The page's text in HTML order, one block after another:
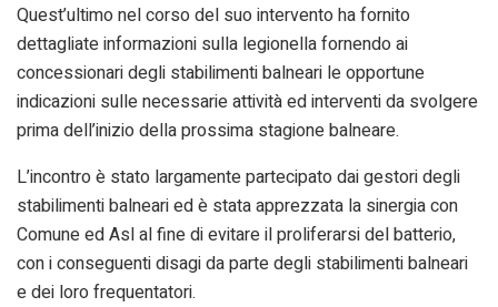
Quest’ultimo nel corso del suo intervento ha fornito
dettagliate informazioni sulla legionella fornendo ai
concessionari degli stabilimenti balneari le opportune
indicazioni sulle necessarie attività ed interventi da svolgere
prima dell’inizio della prossima stagione balneare.
L’incontro è stato largamente partecipato dai gestori degli
stabilimenti balneari ed è stata apprezzata la sinergia con
Comune ed Asl al fine di evitare il proliferarsi del batterio,
con i conseguenti disagi da parte degli stabilimenti balneari
e dei loro frequentatori.